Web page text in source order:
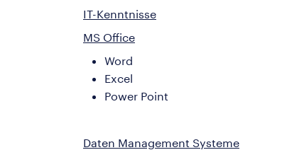
IT-Kenntnisse
MS Office
Word
Excel
Power Point
Daten Management Systeme